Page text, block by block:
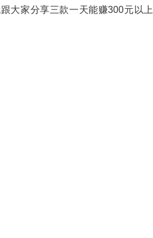
大家分享三款一天能赚300元以